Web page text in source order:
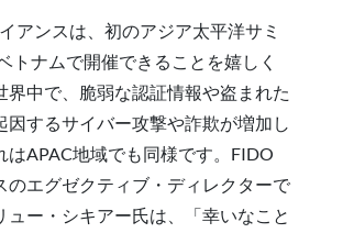
アンスは、初のアジア太平洋サミ
トナムで開催できることを嬉しく
界中で、脆弱な認証情報や盗まれた
因するサイバー攻撃や詐欺が増加し
はAPAC地域でも同様です。FIDO
のエグゼクティブ・ディレクターで
ュー・シキアー氏は、「幸いなこと